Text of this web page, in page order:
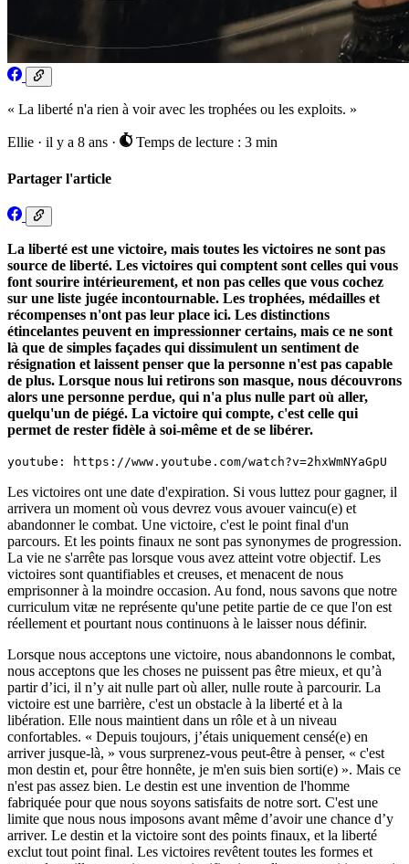
« La liberté n'a rien à voir avec les trophées ou les exploits. »
Ellie · il y a 8 ans · Temps de lecture : 3 min
Partager l'article
La liberté est une victoire, mais toutes les victoires ne sont pas
source de liberté. Les victoires qui comptent sont celles qui vous
font sourire intérieurement, et non pas celles que vous cochez
sur une liste jugée incontournable. Les trophées, médailles et
récompenses n'ont pas leur place ici. Les distinctions
étincelantes peuvent en impressionner certains, mais ce ne sont
là que de simples façades qui dissimulent un sentiment de
résignation et laissent penser que la personne n'est pas capable
de plus. Lorsque nous lui retirons son masque, nous découvrons
alors une personne perdue, qui n'a plus nulle part où aller,
quelqu'un de piégé. La victoire qui compte, c'est celle qui
permet de rester fidèle à soi-même et de se libérer.
youtube: https://www.youtube.com/watch?v=2hxWmNYaGpU
Les victoires ont une date d'expiration. Si vous luttez pour gagner, il
arrivera un moment où vous devrez vous avouer vaincu(e) et
abandonner le combat. Une victoire, c'est le point final d'un
parcours. Et les points finaux ne sont pas synonymes de progression.
La vie ne s'arrête pas lorsque vous avez atteint votre objectif. Les
victoires sont quantifiables et creuses, et menacent de nous
emprisonner à la moindre occasion. Au fond, nous savons que notre
curriculum vitæ ne représente qu'une petite partie de ce que l'on est
réellement et pourtant nous continuons à le laisser nous définir.
Lorsque nous acceptons une victoire, nous abandonnons le combat,
nous acceptons que les choses ne puissent pas être mieux, et qu’à
partir d’ici, il n’y ait nulle part où aller, nulle route à parcourir. La
victoire est une barrière, c'est un obstacle à la liberté et à la
libération. Elle nous maintient dans un rôle et à un niveau
confortables. « Depuis toujours, j’étais uniquement censé(e) en
arriver jusque-là, » vous surprenez-vous peut-être à penser, « c'est
mon destin et, pour être honnête, je m'en suis bien sorti(e) ». Mais ce
n'est pas assez bien. Le destin est une invention de l'homme
fabriquée pour que nous soyons satisfaits de notre sort. C'est une
limite que nous nous imposons avant même d’avoir une chance d’y
arriver. Le destin et la victoire sont des points finaux, et la liberté
exclut tout point final. Les victoires revêtent toutes les formes et